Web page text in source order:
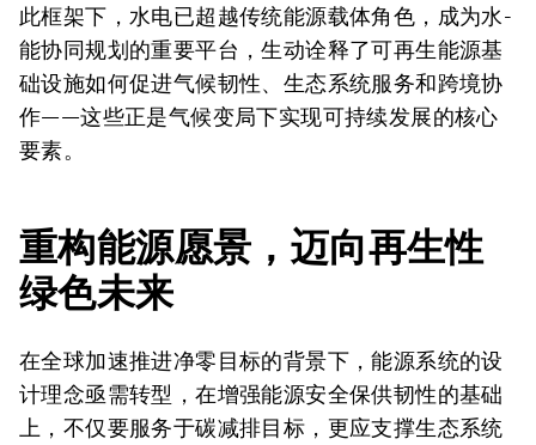
此框架下，水电已超越传统能源载体角色，成为水-
能协同规划的重要平台，生动诠释了可再生能源基
础设施如何促进气候韧性、生态系统服务和跨境协
作——这些正是气候变局下实现可持续发展的核心
要素。
重构能源愿景 ， 迈向再生性
绿色未来
在全球加速推进净零目标的背景下，能源系统的设
计理念亟需转型，在增强能源安全保供韧性的基础
上，不仅要服务于碳减排目标，更应支撑生态系统